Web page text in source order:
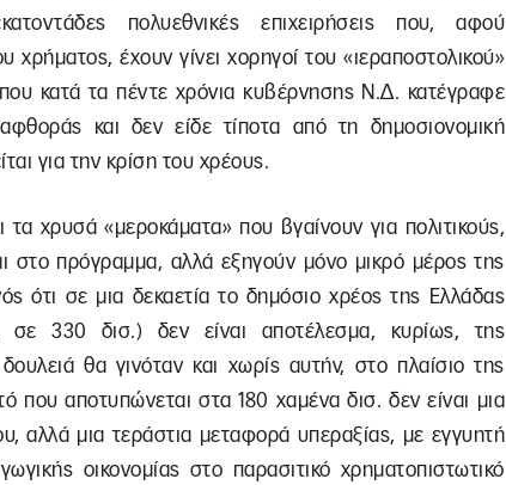
πολυεθνικές επιχειρήσεις που, αφού
έχουν γίνει χορηγοί του «ιεραποστολικού»
κατά τα πέντε χρόνια κυβέρνησης Ν.Δ. κατέγραφε
και δεν είδε τίποτα από τη δημοσιονομική
για την κρίση του χρέους.
τα χρυσά «μεροκάματα» που βγαίνουν για πολιτικούς,
στο πρόγραμμα, αλλά εξηγούν μόνο μικρό μέρος της
ότι σε μια δεκαετία το δημόσιο χρέος της Ελλάδας
σε 330 δισ.) δεν είναι αποτέλεσμα, κυρίως, της
θα γινόταν και χωρίς αυτήν, στο πλαίσιο της
που αποτυπώνεται στα 180 χαμένα δισ. δεν είναι μια
αλλά μια τεράστια μεταφορά υπεραξίας, με εγγυητή
οικονομίας στο παρασιτικό χρηματοπιστωτικό